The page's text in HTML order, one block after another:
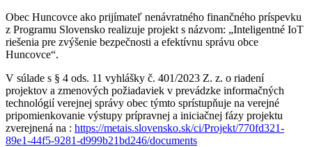
Obec Huncovce ako prijímateľ nenávratného finančného príspevku
z Programu Slovensko realizuje projekt s názvom: „Inteligentné IoT
riešenia pre zvýšenie bezpečnosti a efektívnu správu obce
Huncovce“.
V súlade s § 4 ods. 11 vyhlášky č. 401/2023 Z. z. o riadení
projektov a zmenových požiadaviek v prevádzke informačných
technológií verejnej správy obec týmto sprístupňuje na verejné
pripomienkovanie výstupy prípravnej a iniciačnej fázy projektu
zverejnená na : https://metais.slovensko.sk/ci/Projekt/770fd321-
89e1-44f5-9281-d999b21bd246/documents